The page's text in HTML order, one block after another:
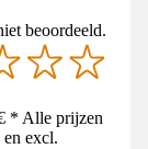
beoordeeld.
* Alle prijzen
excl.